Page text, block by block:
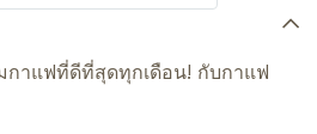
กาแฟที่ดีที่สุดทุกเดือน! กับกาแฟ